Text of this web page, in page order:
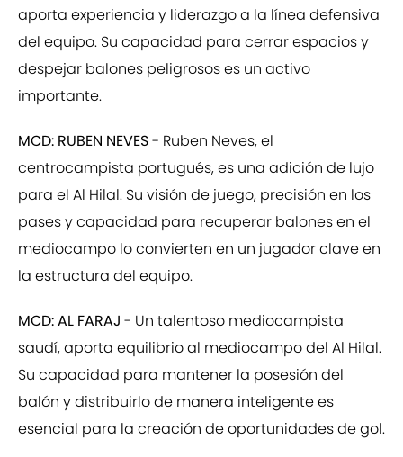
aporta experiencia y liderazgo a la línea defensiva
del equipo. Su capacidad para cerrar espacios y
despejar balones peligrosos es un activo
importante.
MCD: RUBEN NEVES- Ruben Neves, el
centrocampista portugués, es una adición de lujo
para el Al Hilal. Su visión de juego, precisión en los
pases y capacidad para recuperar balones en el
mediocampo lo convierten en un jugador clave en
la estructura del equipo.
MCD: AL FARAJ - Un talentoso mediocampista
saudí, aporta equilibrio al mediocampo del Al Hilal.
Su capacidad para mantener la posesión del
balón y distribuirlo de manera inteligente es
esencial para la creación de oportunidades de gol.